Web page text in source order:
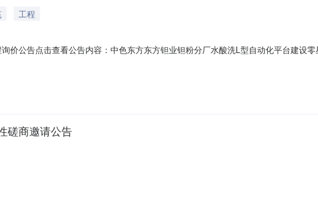
工程
价公告点击查看公告内容：中色东方东方钽业钽粉分厂水酸洗L型自动化平台建设
磋商邀请公告